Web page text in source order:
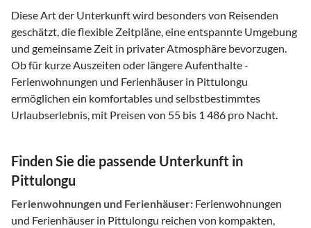
Diese Art der Unterkunft wird besonders von Reisenden
geschätzt, die flexible Zeitpläne, eine entspannte Umgebung
und gemeinsame Zeit in privater Atmosphäre bevorzugen.
Ob für kurze Auszeiten oder längere Aufenthalte -
Ferienwohnungen und Ferienhäuser in Pittulongu
ermöglichen ein komfortables und selbstbestimmtes
Urlaubserlebnis, mit Preisen von 55 bis 1 486 pro Nacht.
Finden Sie die passende Unterkunft in
Pittulongu
Ferienwohnungen und Ferienhäuser: Ferienwohnungen
und Ferienhäuser in Pittulongu reichen von kompakten,